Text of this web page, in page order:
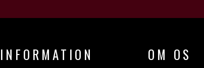
INFORMATION OM OS